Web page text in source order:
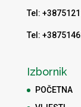
Tel:
Tel:
Izbornik
POČETNA